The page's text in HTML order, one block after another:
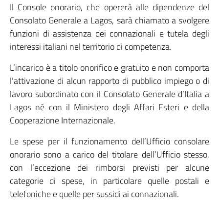
Il Console onorario, che opererà alle dipendenze del
Consolato Generale a Lagos, sarà chiamato a svolgere
funzioni di assistenza dei connazionali e tutela degli
interessi italiani nel territorio di competenza.
L’incarico è a titolo onorifico e gratuito e non comporta
l’attivazione di alcun rapporto di pubblico impiego o di
lavoro subordinato con il Consolato Generale d’Italia a
Lagos né con il Ministero degli Affari Esteri e della
Cooperazione Internazionale.
Le spese per il funzionamento dell’Ufficio consolare
onorario sono a carico del titolare dell’Ufficio stesso,
con l’eccezione dei rimborsi previsti per alcune
categorie di spese, in particolare quelle postali e
telefoniche e quelle per sussidi ai connazionali.